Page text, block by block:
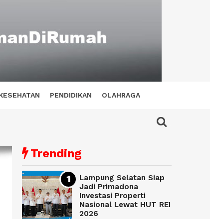
PENDIDIKAN OLAHRAGA
Trending
Lampung Selatan Siap
Jadi Primadona
Investasi Properti
Nasional Lewat HUT REI
2026